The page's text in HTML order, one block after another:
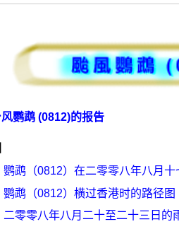
风鹦鹉 (0812)的报告
鹦鹉（0812）在二零零八年八月
鹦鹉（0812）横过香港时的路径图
二零零八年八月二十至二十三日的